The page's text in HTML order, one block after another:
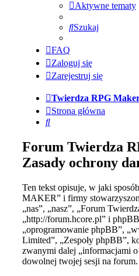
Aktywne tematy
Szukaj
FAQ
Zaloguj się
Zarejestruj się
Twierdza RPG
Strona główna
Szukaj
Forum Twierdza
Zasady ochrony
Ten tekst opisuje, w jaki
MAKER” i firmy
„nas”, „nasz”, „Forum
„http://forum.hcore.pl” i
„oprogramowanie phpBB”,
Limited”, „Zespoły phpBB”,
zwanymi dalej „informacjami
dowolnej twojej sesji na forum.